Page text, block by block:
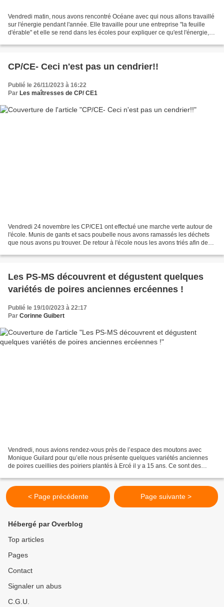
Vendredi matin, nous avons rencontré Océane avec qui nous allons travaillé
sur l'énergie pendant l'année. Elle travaille pour une entreprise "la feuille
d'érable" et elle se rend dans les écoles pour expliquer ce qu'est l'énergie,
CP/CE- Ceci n'est pas un cendrier!!
Publié le 26/11/2023 à 16:22
Par Les maîtresses de CP/ CE1
Vendredi 24 novembre les CP/CE1 ont effectué une marche verte autour de
l'école. Munis de gants et sacs poubelle nous avons ramassés les déchets
que nous avons pu trouver. De retour à l'école nous les avons triés afin de
Les PS-MS découvrent et dégustent quelques
variétés de poires anciennes ercéennes !
Publié le 19/10/2023 à 22:17
Par Corinne Guibert
Vendredi, nous avions rendez-vous près de l’espace des moutons avec
Monique Guilard pour qu’elle nous présente quelques variétés anciennes
de poires cueillies des poiriers plantés à Ercé il y a 15 ans. Ce sont des
< Page précédente Page suivante >
Hébergé par Overblog
Top articles
Pages
Contact
Signaler un abus
C.G.U.